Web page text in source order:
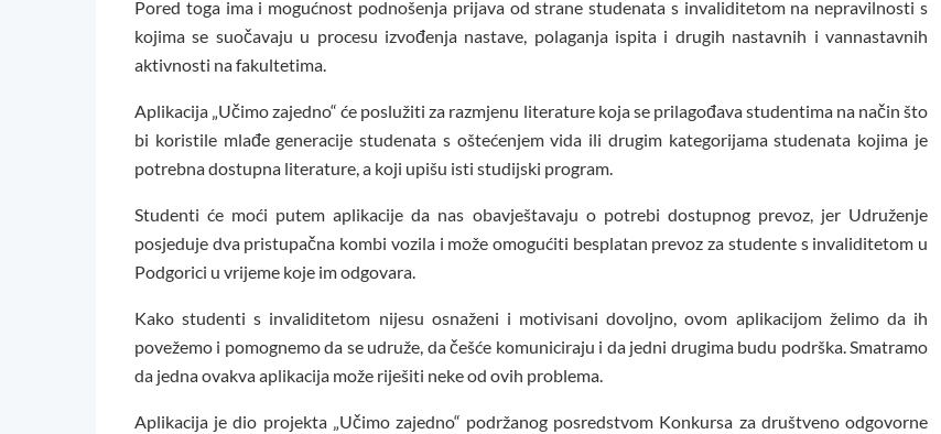
Pored toga ima i mogućnost podnošenja prijava od strane studenata s invaliditetom na nepravilnosti s
kojima se suočavaju u procesu izvođenja nastave, polaganja ispita i drugih nastavnih i vannastavnih
aktivnosti na fakultetima.
Aplikacija „Učimo zajedno“ će poslužiti za razmjenu literature koja se prilagođava studentima na način što
bi koristile mlađe generacije studenata s oštećenjem vida ili drugim kategorijama studenata kojima je
potrebna dostupna literature, a koji upišu isti studijski program.
Studenti će moći putem aplikacije da nas obavještavaju o potrebi dostupnog prevoz, jer Udruženje
posjeduje dva pristupačna kombi vozila i može omogućiti besplatan prevoz za studente s invaliditetom u
Podgorici u vrijeme koje im odgovara.
Kako studenti s invaliditetom nijesu osnaženi i motivisani dovoljno, ovom aplikacijom želimo da ih
povežemo i pomognemo da se udruže, da češće komuniciraju i da jedni drugima budu podrška. Smatramo
da jedna ovakva aplikacija može riješiti neke od ovih problema.
Aplikacija je dio projekta „Učimo zajedno“ podržanog posredstvom Konkursa za društveno odgovorne